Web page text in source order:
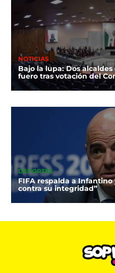
NOTICIAS
Bajo la lupa: Dos
fuero tras votación del
DEPORTES
FIFA respalda a Infantino
contra su integridad”